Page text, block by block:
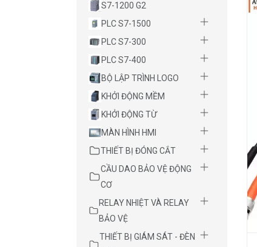
S7-1200 G2
PLC S7-1500
PLC S7-300
PLC S7-400
BỘ LẬP TRÌNH LOGO
KHỞI ĐỘNG MỀM
KHỞI ĐỘNG TỪ
MÀN HÌNH HMI
THIẾT BỊ ĐÓNG CẮT
CẦU DAO BẢO VỆ ĐỘNG
CƠ
RELAY NHIỆT VÀ RELAY
BẢO VỆ
THIẾT BỊ GIÁM SÁT - ĐÈN